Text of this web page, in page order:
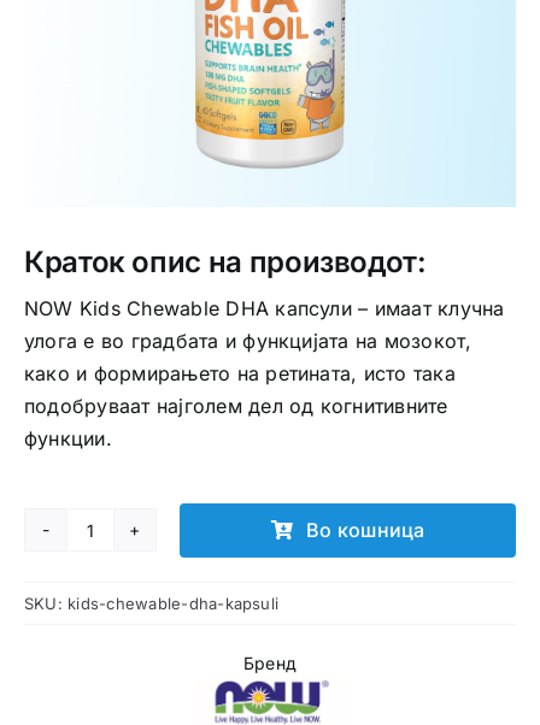
Медицински апрати
Краток опис на производот:
NOW Kids Chewable DHA капсули – имаат клучна
улога е во градбата и функцијата на мозокот,
како и формирањето на ретината, исто така
подобруваат најголем дел од когнитивните
функции.
Kids
DHA
Во кошница
SKU: kids-chewable-dha-kapsuli
Бренд